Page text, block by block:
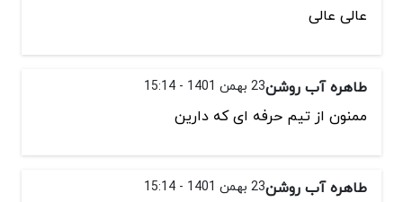
عالی عالی
طاهره آب روشن23 بهمن 1401 - 15:14
ممنون از تیم حرفه ای که دارین
طاهره آب روشن23 بهمن 1401 - 15:14